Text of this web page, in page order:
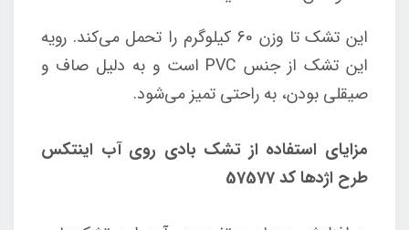
این تشک تا وزن 60 کیلوگرم را تحمل می‌کند. رویه
این تشک از جنس PVC است و به دلیل صاف و
صیقلی بودن، به راحتی تمیز می‌شود.
مزایای استفاده از تشک بادی روی آب اینتکس
طرح اژدها کد 57577